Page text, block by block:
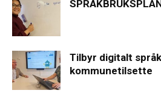
Tilbyr digitalt
kommunetilsette